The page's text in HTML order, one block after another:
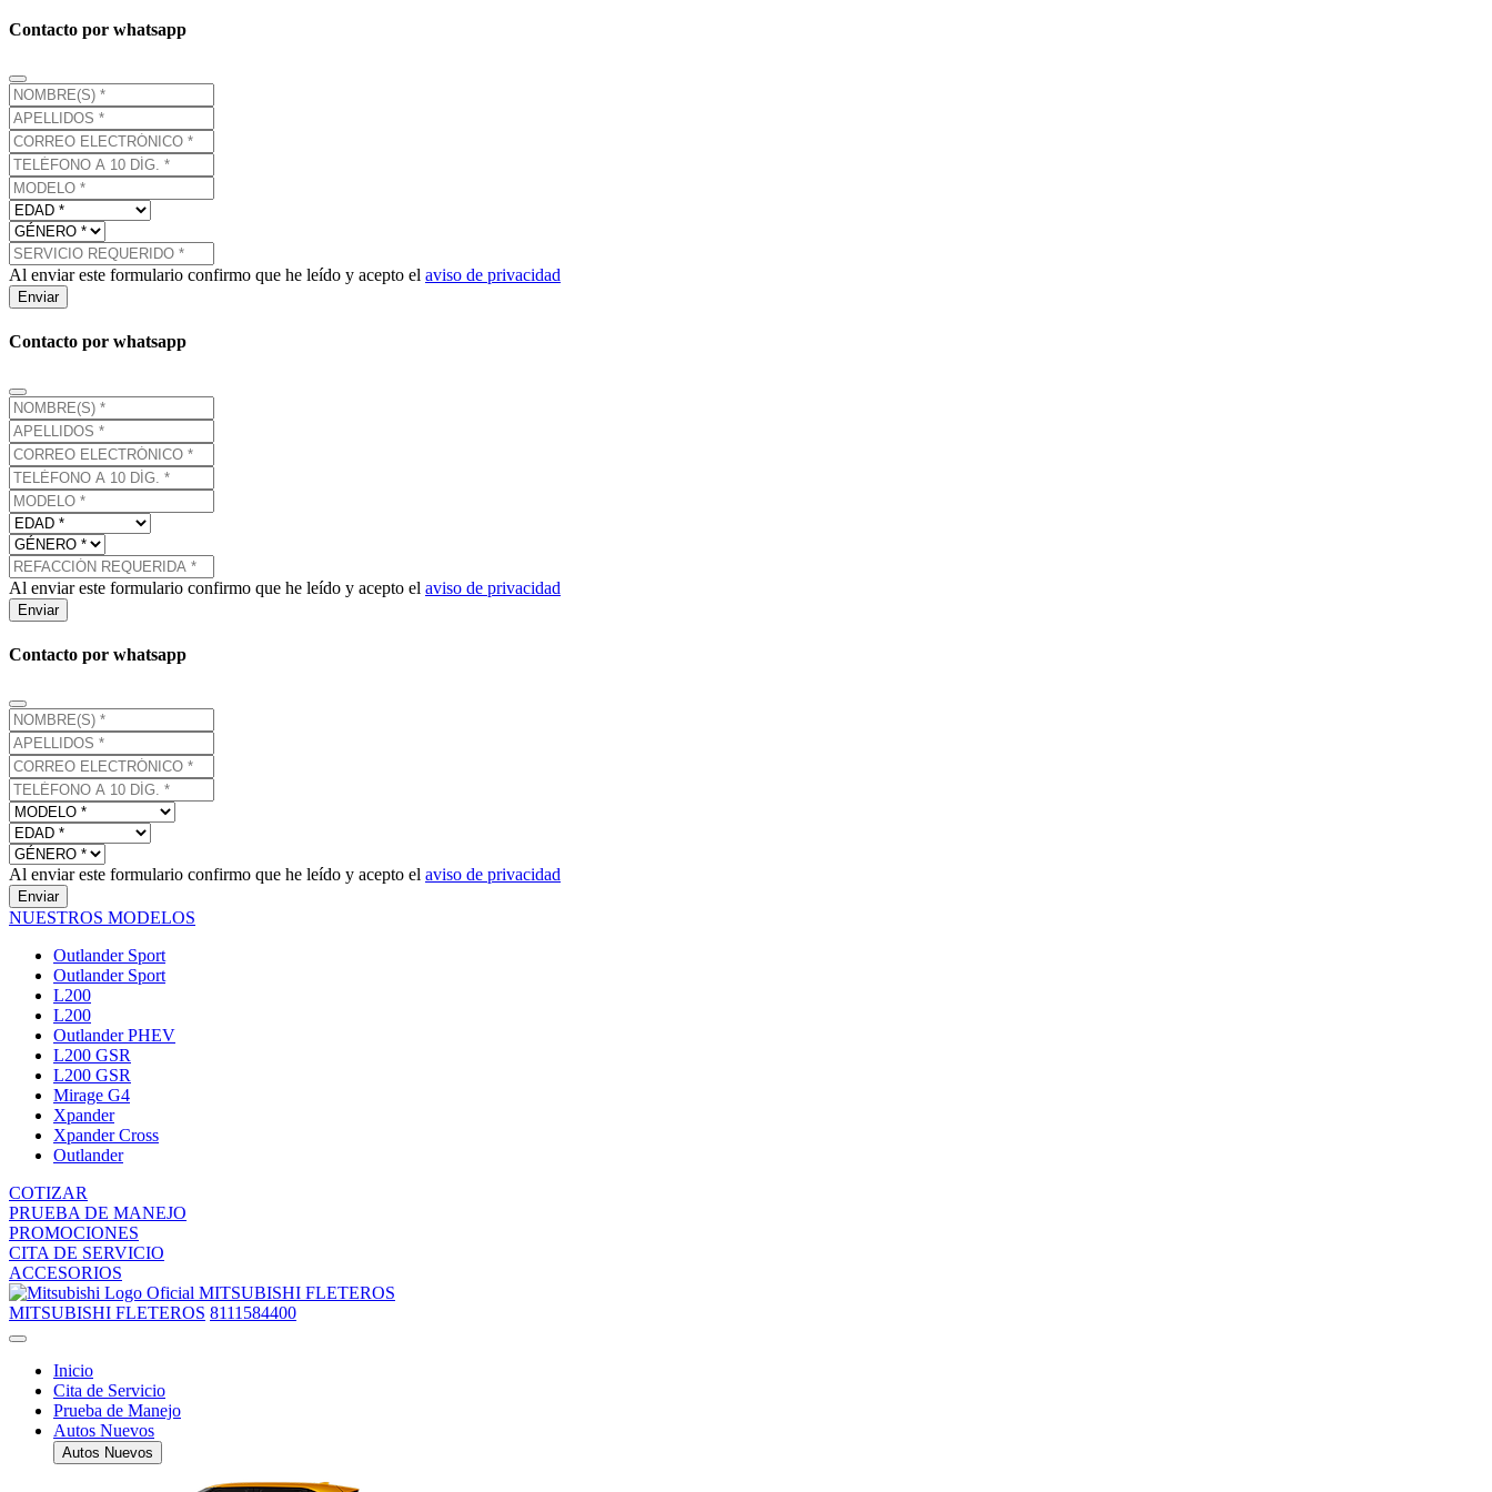
Contacto por whatsapp
Al enviar este formulario confirmo que he leído y acepto el aviso de privacidad
Enviar
Contacto por whatsapp
Al enviar este formulario confirmo que he leído y acepto el aviso de privacidad
Enviar
Contacto por whatsapp
Al enviar este formulario confirmo que he leído y acepto el aviso de privacidad
Enviar
NUESTROS MODELOS
Outlander Sport
Outlander Sport
L200
L200
Outlander PHEV
L200 GSR
L200 GSR
Mirage G4
Xpander
Xpander Cross
Outlander
COTIZAR
PRUEBA DE MANEJO
PROMOCIONES
CITA DE SERVICIO
ACCESORIOS
MITSUBISHI FLETEROS
MITSUBISHI FLETEROS 8111584400
Inicio
Cita de Servicio
Prueba de Manejo
Autos Nuevos
Autos Nuevos